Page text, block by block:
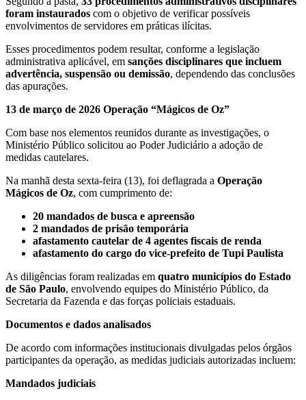
foram instaurados com o objetivo de verificar possíveis
envolvimentos de servidores em práticas ilícitas.
Esses procedimentos podem resultar, conforme a legislação
administrativa aplicável, em sanções disciplinares que incluem
advertência, suspensão ou demissão, dependendo das conclusões
das apurações.
13 de março de 2026 Operação “Mágicos de Oz”
Com base nos elementos reunidos durante as investigações, o
Ministério Público solicitou ao Poder Judiciário a adoção de
medidas cautelares.
Na manhã desta sexta-feira (13), foi deflagrada a Operação
Mágicos de Oz, com cumprimento de:
20 mandados de busca e apreensão
2 mandados de prisão temporária
afastamento cautelar de 4 agentes fiscais de renda
afastamento do cargo do vice-prefeito de Tupi Paulista
As diligências foram realizadas em quatro municípios do Estado
de São Paulo, envolvendo equipes do Ministério Público, da
Secretaria da Fazenda e das forças policiais estaduais.
Documentos e dados analisados
De acordo com informações institucionais divulgadas pelos órgãos
participantes da operação, as medidas judiciais autorizadas incluem:
Mandados judiciais